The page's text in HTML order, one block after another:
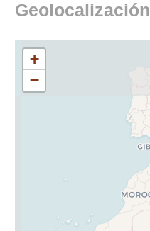
Geolocalización
+
−